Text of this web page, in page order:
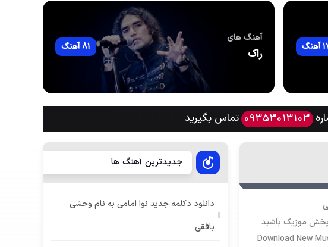
آهنگ های
راک 81 آهنگ
09353013103 تماس بگیرید
پخش موزیک باشید
Download New
جدیدترین آهنگ ها
دانلود دکلمه جدید نوا امامی به نام وحشی
بافقی